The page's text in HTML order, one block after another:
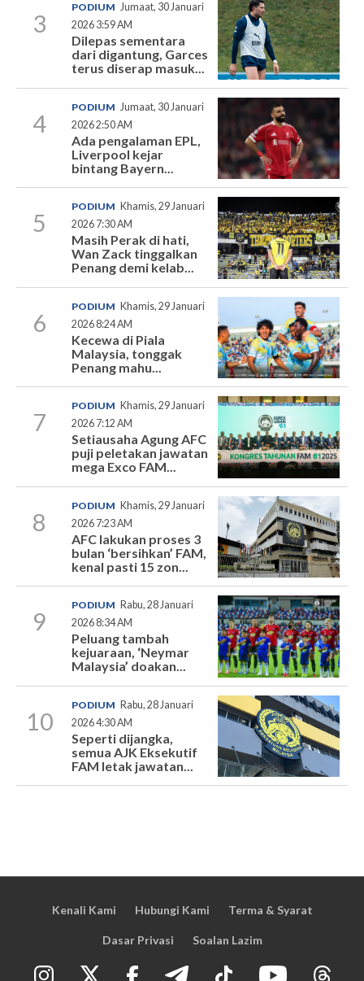
3
PODIUM Jumaat, 30 Januari
2026 3:59 AM
Dilepas sementara
dari digantung, Garces
terus diserap masuk...
4
PODIUM Jumaat, 30 Januari
2026 2:50 AM
Ada pengalaman EPL,
Liverpool kejar
bintang Bayern...
5
PODIUM Khamis, 29 Januari
2026 7:30 AM
Masih Perak di hati,
Wan Zack tinggalkan
Penang demi kelab...
6
PODIUM Khamis, 29 Januari
2026 8:24 AM
Kecewa di Piala
Malaysia, tonggak
Penang mahu...
7
PODIUM Khamis, 29 Januari
2026 7:12 AM
Setiausaha Agung AFC
puji peletakan jawatan
mega Exco FAM...
8
PODIUM Khamis, 29 Januari
2026 7:23 AM
AFC lakukan proses 3
bulan ‘bersihkan’ FAM,
kenal pasti 15 zon...
9
PODIUM Rabu, 28 Januari
2026 8:34 AM
Peluang tambah
kejuaraan, ‘Neymar
Malaysia’ doakan...
10
PODIUM Rabu, 28 Januari
2026 4:30 AM
Seperti dijangka,
semua AJK Eksekutif
FAM letak jawatan...
Kenali Kami Hubungi Kami Terma & Syarat
Dasar Privasi Soalan Lazim